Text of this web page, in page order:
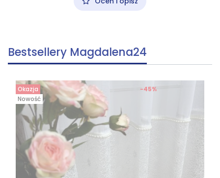
Bestsellery Magdalena24
Okazja
Nowość
-45%